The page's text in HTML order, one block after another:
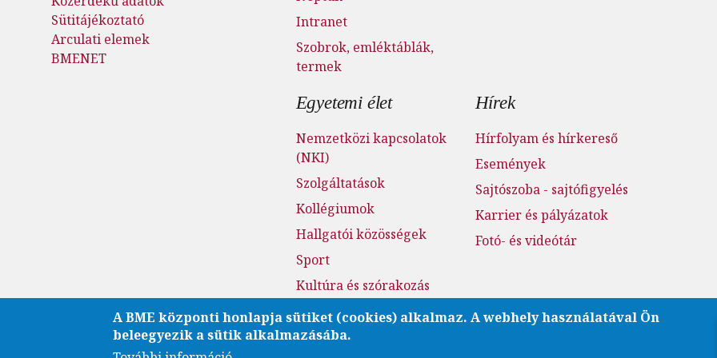
Sütitájékoztató
Arculati elemek
BMENET
Intranet
Szobrok, emléktáblák,
termek
Egyetemi élet
Nemzetközi kapcsolatok
(NKI)
Szolgáltatások
Kollégiumok
Hallgatói közösségek
Sport
Kultúra és szórakozás
Fenntarthatóság
Családbarát BME
Hírek
Hírfolyam és hírkereső
Események
Sajtószoba - sajtófigyelés
Karrier és pályázatok
Fotó- és videótár
A BME központi honlapja sütiket (cookies) alkalmaz. A webhely használatával Ön
beleegyezik a sütik alkalmazásába.